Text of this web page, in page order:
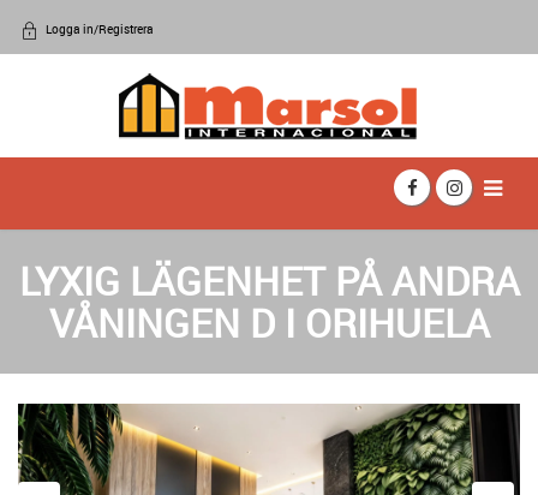
Logga in/Registrera
LYXIG LÄGENHET PÅ ANDRA
VÅNINGEN D I ORIHUELA